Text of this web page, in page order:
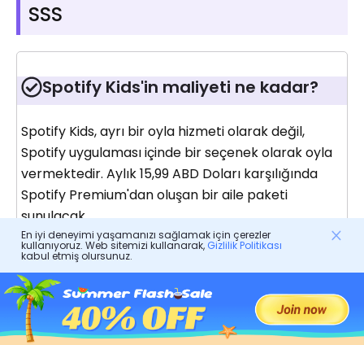
SSS
Spotify Kids'in maliyeti ne kadar?
Spotify Kids, ayrı bir oyla hizmeti olarak değil,
Spotify uygulaması içinde bir seçenek olarak oyla
vermektedir. Aylık 15,99 ABD Doları karşılığında
Spotify Premium'dan oluşan bir aile paketi
sunulacak.
Spotify için minimum yaş kaçtır?
Spotify Kids uygulaması öncelikli olarak 3 yaş ve
En iyi deneyimi yaşamanızı sağlamak için çerezler
kullanıyoruz. Web sitemizi kullanarak, Gizlilik Politikası
kabul etmiş olursunuz.